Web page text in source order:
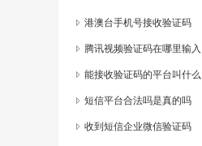
港澳台手机号接收验证码
腾讯视频验证码在哪里输入
的啊安全吗
能接收验证码的平台叫什么
短信平台合法吗是真的吗
收到短信企业微信验证码